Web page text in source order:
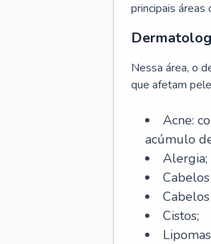
principais
Nessa área, o
que afetam
Acne:
acúmulo
Alergia;
Cistos;